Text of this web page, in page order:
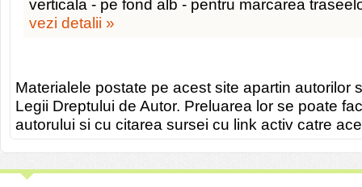
verticala - pe fond alb - pentru marcarea
vezi detalii »
Materialele postate pe acest site apartin autorilor
Legii Dreptului de Autor. Preluarea lor se poate
autorului si cu citarea sursei cu link activ catre